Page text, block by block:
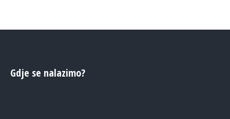
Gdje se nalazimo?